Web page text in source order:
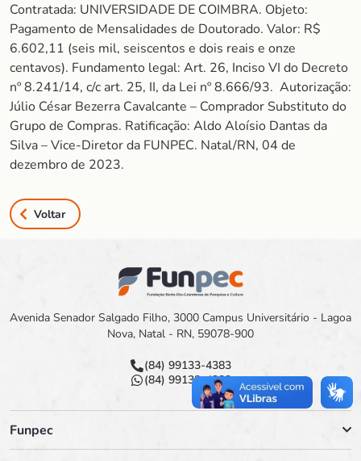
Contratada: UNIVERSIDADE DE COIMBRA. Objeto:
Pagamento de Mensalidades de Doutorado. Valor: R$
6.602,11 (seis mil, seiscentos e dois reais e onze
centavos). Fundamento legal: Art. 26, Inciso VI do Decreto
nº 8.241/14, c/c art. 25, II, da Lei nº 8.666/93. Autorização:
Júlio César Bezerra Cavalcante – Comprador Substituto do
Grupo de Compras. Ratificação: Aldo Aloísio Dantas da
Silva – Vice-Diretor da FUNPEC. Natal/RN, 04 de
dezembro de 2023.
Voltar
Avenida Senador Salgado Filho, 3000 Campus Universitário - Lagoa
Nova, Natal - RN, 59078-900
(84) 99133-4383
(84) 99133-4383
Funpec